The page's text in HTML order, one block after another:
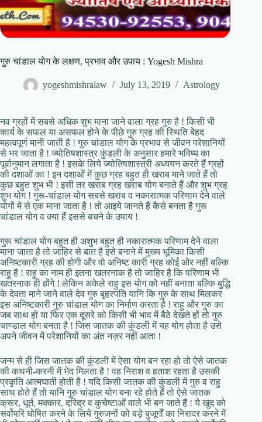
गुरु चांडाल योग के लक्षण, प्रभाव और उपाय : Yogesh Mishra
yogeshmishralaw July 13, 2019 Astrology
नव ग्रहों में सबसे अधिक शुभ माना जाने वाला ग्रह गुरु है ! किसी भी
कार्य के सफल या असफल होने के पीछे गुरु ग्रह की स्थिति बेहद
महत्वपूर्ण मानी जाती है ! गुरु चांडाल योग के प्रभाव से जीवन परेशानियों
से भर जाता है ! ज्योतिषशास्त्र कुंडली के अनुसार हमारे भविष्य का
पूर्वानुमान लगाता है ! इसके लिये ज्योतिषशास्त्री अध्ययन करते हैं ग्रहों
की दशाओं का ! इन दशाओं में कुछ ग्रह बहुत ही खराब माने जाते हैं तो
कुछ बहुत शुभ भी ! इसी तर खराब ग्रह खराब योग बनाते हैं और शुभ ग्रह
शुभ योग ! गुरू-चांडाल योग सबसे खराब व नकारात्मक परिणाम देने वाले
योगों में से एक माना जाता है ! तो आइये जानते हैं कैसे बनता है गुरू
चांडाल योग व क्या हैं इससे बचने के उपाय !
गुरू चांडाल योग बहुत ही अशुभ बहुत ही नकारात्मक परिणाम देने वाला
माना जाता है तो जाहिर से बात है इसे बनाने में मुख्य भूमिका किसी
अनिष्टकारी ग्रह की होगी और वो अनिष्ट कारी ग्रह कोई ओर नहीं बल्कि
राहु है ! राहु का नाम ही इतना खतरनाक है तो जाहिर है कि परिणाम भी
खतरनाक ही होंगे ! लेकिन अकेले राहु इस योग को नहीं बनाता बल्कि बुद्धि
के देवता माने जाने वाले देव गुरु बृहस्पति यानि कि गुरु के साथ मिलकर
इस अनिष्टकारी गुरु चांडाल योग का निर्माण करता है ! राहु और गुरु का
जब साथ हों या फिर एक दूसरे को किसी भी भाव में बैठे देखते हों तो गुरु
चाण्डाल योग बनता है ! जिस जातक की कुंडली में यह योग होता है उसे
अपने जीवन में परेशानियों का अंत नज़र नहीं आता !
जन्म से ही जिस जातक की कुंडली में ऐसा योग बन रहा हो तो ऐसे जातक
की कथनी-करनी में भेद मिलता है ! वह निराश व हताश रहता है उसकी
प्रकृति आत्मघाती होती है ! यदि किसी जातक की कुंडली में गुरु व राहु
साथ होते हैं तो यानि गुरु चांडाल योग बना रहे होते हैं तो ऐसे जातक
क्रूर, धूर्त, मक्कार, दरिद्र व कुचेष्टाओं वाले भी बन जाते हैं ! ये खुद को
सर्वोपरि घोषित करने के लिये गुरुजनों को बड़े बुजूर्गों का निरादर करने में